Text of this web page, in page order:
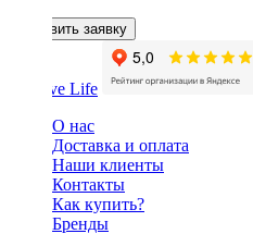
Оставить заявку
О нас
Доставка и оплата
Наши клиенты
Контакты
Как купить?
Бренды